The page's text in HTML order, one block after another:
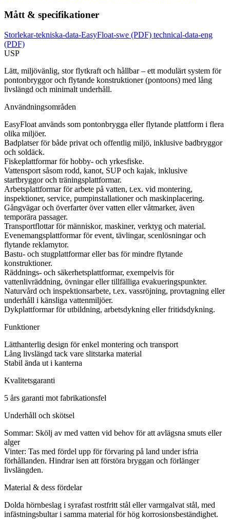
Mått & specifikationer
Storlekar-tekniska-data-EasyFloat-swe (PDF) technical-data-eng
(PDF)
USP
Lätt, miljövänlig, stor flytkraft och hållbar – ett modulärt system för
pontonbryggor och flytande konstruktioner (pontoons) med lång
livslängd och minimalt underhåll.
Användningsområden
EasyFloat används som pontonbrygga eller flytande plattform i flera
olika miljöer.
Badplatser för både privat och offentlig miljö, inklusive badbryggor
och soldäck.
Fiskeplattformar för hobby- och yrkesfiske.
Vattensport såsom rodd, kanot, SUP och kajak, inklusive
startbryggor och träningsplattformar.
Arbetsplattformar för arbete på vatten, t.ex. vid montering,
inspektioner, service, pumpinstallationer och maskinplacering.
Gångvägar och överfarter över vatten eller våtmarker, även
temporära passager.
Transportflottar för människor, maskiner, verktyg och material.
Evenemangsplattformar för event, tävlingar, scenlösningar och
flytande reklamytor.
Bastu- och stugplattformar eller bas för mindre flytande
konstruktioner.
Räddnings- och säkerhetsplattformar, exempelvis för
vattenlivräddning, övningar eller tillfälliga evakueringspunkter.
Naturvård och inspektionsarbete, t.ex. vassröjning, provtagning eller
underhåll i känsliga vattenmiljöer.
Dykplattformar för utbildning, arbetsdykning eller fritidsdykning.
Funktioner
Lätthanterlig design för enkel montering och transport
Lång livslängd tack vare slitstarka material
Stabil ända ut i kanterna
Kvalitetsgaranti
5 års garanti mot fabrikationsfel
Underhåll och skötsel
Sommar: Skölj av med vatten vid behov för att avlägsna smuts eller
alger
Vinter: Tas med fördel upp för förvaring på land under isfria
förhållanden. Hindrar isen att förstöra bryggan och förlänger
livslängden.
Material & dess fördelar
Dolda hörnbeslag i syrafast rostfritt stål eller varmgalvat stål, med
infästningsbultar i samma material för hög korrosionsbeständighet.